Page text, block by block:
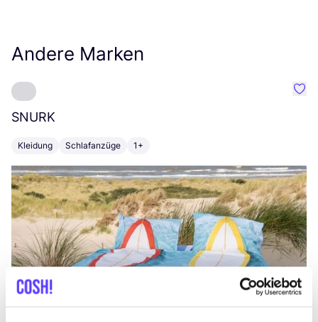
Andere Marken
SNURK
Kleidung Schlafanzüge 1+